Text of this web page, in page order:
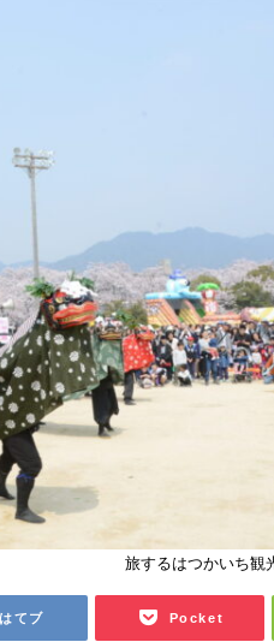
旅するはつかいち観
はてブ Pocket